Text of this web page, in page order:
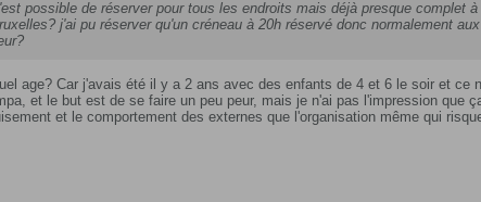
possible de réserver pour tous les endroits mais déjà presque complet
j'ai pu réserver qu'un créneau à 20h réservé donc normalement
age? Car j'avais été il y a 2 ans avec des enfants de 4 et 6 le soir et ce
et le but est de se faire un peu peur, mais je n'ai pas l'impression que
et le comportement des externes que l'organisation même qui